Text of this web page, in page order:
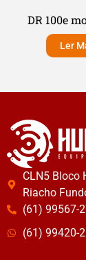
DR 100e
Ler
CLN5 Bloco
Riacho
(61) 99567-
(61) 99420-